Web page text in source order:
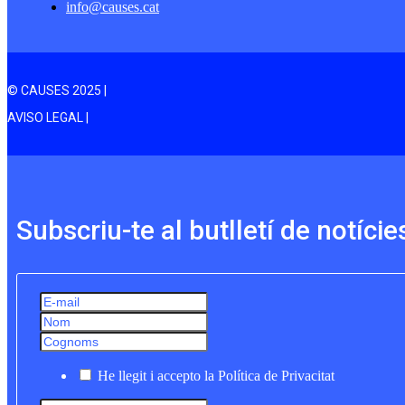
info@causes.cat
© CAUSES 2025 |
AVISO LEGAL |
Subscriu-te al butlletí de
He llegit i accepto la Política de Privacitat